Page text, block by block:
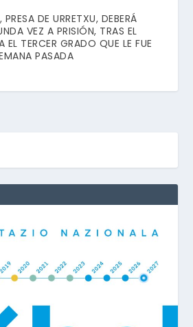
DE URRETXU, DEBERÁ
VEZ A PRISIÓN, TRAS EL
EL TERCER GRADO QUE LE FUE
PASADA